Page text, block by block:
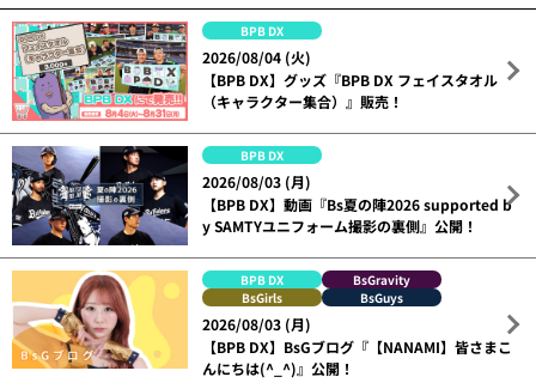
BPB DX
2026/08/04 (火)
【BPB DX】グッズ『BPB DX フェイスタオル
（キャラクター集合）』販売！
BPB DX
2026/08/03 (月)
【BPB DX】動画『Bs夏の陣2026 supported b
y SAMTYユニフォーム撮影の裏側』公開！
BPB DX
BsGravity
BsGirls
BsGuys
2026/08/03 (月)
【BPB DX】BsGブログ『【NANAMI】皆さまこ
んにちは(^_^)』公開！